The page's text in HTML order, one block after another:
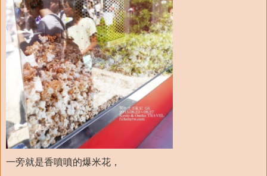
一旁就是香噴噴的爆米花，